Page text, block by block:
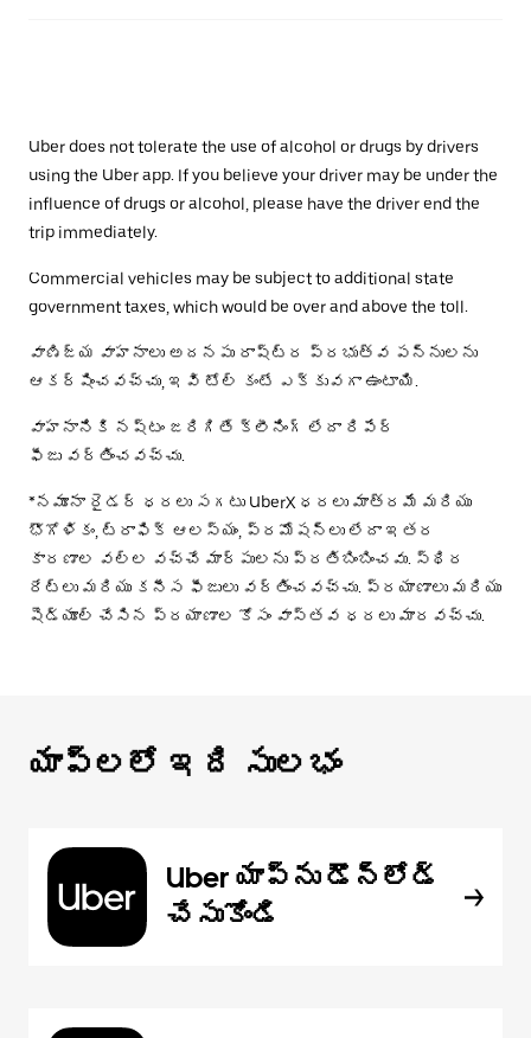
Uber does not tolerate the use of alcohol or drugs by drivers
using the Uber app. If you believe your driver may be under the
influence of drugs or alcohol, please have the driver end the
trip immediately.
Commercial vehicles may be subject to additional state
government taxes, which would be over and above the toll.
వాణిజ్య వాహనాలు అదనపు రాష్ట్ర ప్రభుత్వ పన్నులను
ఆకర్షించవచ్చు, ఇవి టోల్ కంటే ఎక్కువగా ఉంటాయి.
వాహనానికి నష్టం జరిగితే క్లీనింగ్ లేదా రిపేర్
ఫీజు వర్తించవచ్చు.
*నమూనా రైడర్ ధరలు సగటు UberX ధరలు మాత్రమే మరియు
భౌగోళికం, ట్రాఫిక్ ఆలస్యం, ప్రమోషన్లు లేదా ఇతర
కారణాల వల్ల వచ్చే మార్పులను ప్రతిబింబించవు. స్థిర
రేట్లు మరియు కనీస ఫీజులు వర్తించవచ్చు. ప్రయాణాలు మరియు
షెడ్యూల్ చేసిన ప్రయాణాల కోసం వాస్తవ ధరలు మారవచ్చు.
యాప్‌లలో ఇది సులభం
Uber యాప్‌ను డౌన్‌లోడ్
చేసుకోండి